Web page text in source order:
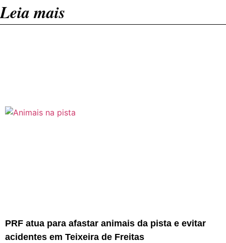
Leia mais
PRF atua para afastar animais da pista e evitar
acidentes em Teixeira de Freitas